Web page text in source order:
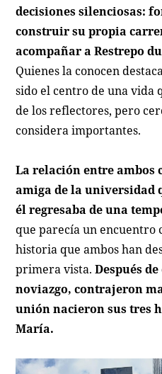
decisiones silenciosas:
construir su propia
acompañar a Restrepo
Quienes la conocen
sido el centro de una vida
de los reflectores, pero
considera importantes.
La relación entre ambos
amiga de la universidad
él regresaba de una
que parecía un encuentro
historia que ambos han
primera vista.Después
noviazgo, contrajeron
unión nacieron sus tres
María.